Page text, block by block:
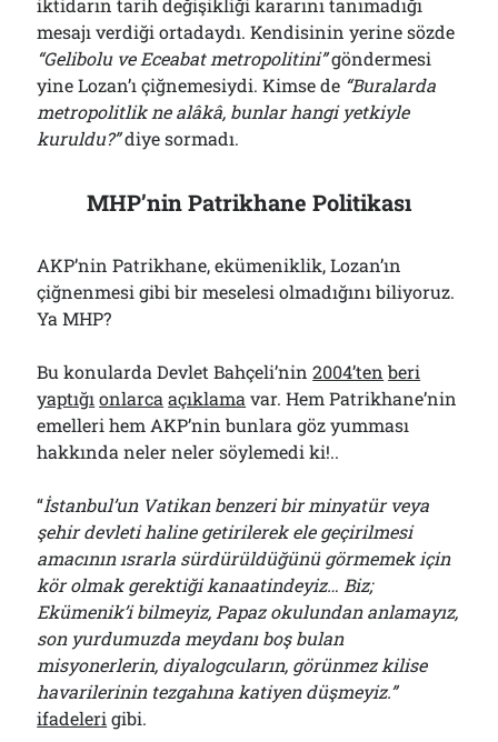
iktidarın tarih değişikliği kararını tanımadığı
mesajı verdiği ortadaydı. Kendisinin yerine sözde
“Gelibolu ve Eceabat metropolitini”göndermesi
yine Lozan’ı çiğnemesiydi. Kimse de “Buralarda
metropolitlik ne alâkâ, bunlarhangi yetkiyle
kuruldu?”diye sormadı.
MHP’nin Patrikhane Politikası
AKP’nin Patrikhane, ekümeniklik, Lozan’ın
çiğnenmesi gibi bir meselesi olmadığını biliyoruz.
Ya MHP?
Bu konularda Devlet Bahçeli’nin2004’ten beri
yaptığı onlarca açıklama var. Hem Patrikhane’nin
emelleri hem AKP’nin bunlara göz yumması
hakkında neler neler söylemedi ki!..
“İstanbul’un Vatikan benzeri bir minyatür veya
şehir devleti haline getirilerek ele geçirilmesi
amacının ısrarla sürdürüldüğünü görmemek için
kör olmak gerektiği kanaatindeyiz… Biz;
Ekümenik’i bilmeyiz, Papaz okulundan anlamayız,
son yurdumuzda meydanı boş bulan
misyonerlerin, diyalogcuların, görünmez kilise
havarilerinin tezgahına katiyen düşmeyiz.”
ifadeleri gibi.